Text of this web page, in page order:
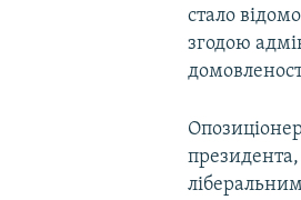
стало
згодою